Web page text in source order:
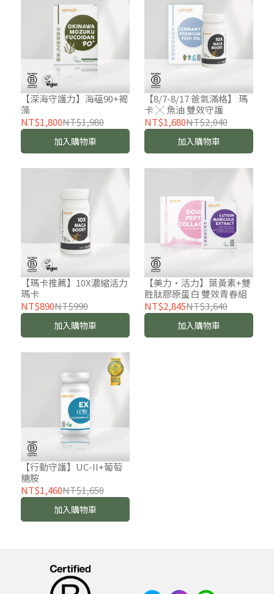
【深海守護力】海蘊90+褐
藻
NT$1,800NT$1,980
加入購物車
【8/7-8/17 爸氣滿格】 瑪
卡 ╳ 魚油 雙效守護
NT$1,680NT$2,040
加入購物車
【瑪卡推薦】10X濃縮活力
瑪卡
NT$890NT$990
加入購物車
【美力・活力】葉黃素+雙
胜肽膠原蛋白 雙效青春組
NT$2,845NT$3,640
加入購物車
【行動守護】UC-II+葡萄
糖胺
NT$1,460NT$1,650
加入購物車